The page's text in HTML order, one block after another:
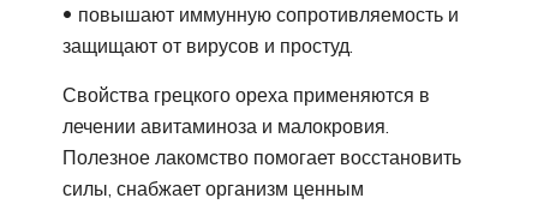
повышают иммунную сопротивляемость и
защищают от вирусов и простуд.
Свойства грецкого ореха применяются в
лечении авитаминоза и малокровия.
Полезное лакомство помогает восстановить
силы, снабжает организм ценным